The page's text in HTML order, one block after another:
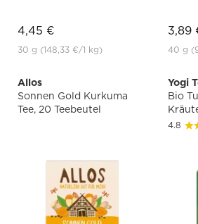
4,45 €
30 g (148,33 €/1 kg)
3,89
40 g
Allos
Sonnen Gold Kurkuma
Tee, 20 Teebeutel
Yogi
Bio
4.8